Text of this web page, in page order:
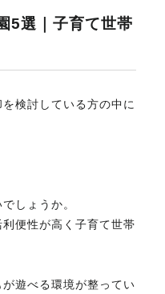
5選｜子育て世帯
検討している方の中に
しょうか。
便性が高く子育て世帯
遊べる環境が整ってい